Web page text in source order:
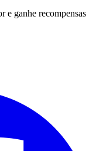
e ganhe recompensas